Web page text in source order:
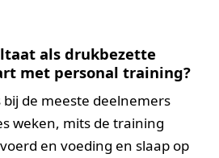
als drukbezette
met personal training?
bij de meeste deelnemers
weken, mits de training
en voeding en slaap op